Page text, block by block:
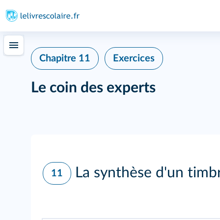
Chapitre 11 Exercices
Le coin des experts
11 La synthèse d'un